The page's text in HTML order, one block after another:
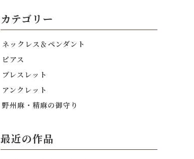
カテゴリー
ネックレス＆ペンダント
ピアス
ブレスレット
アンクレット
野州麻・精麻の御守り
最近の作品